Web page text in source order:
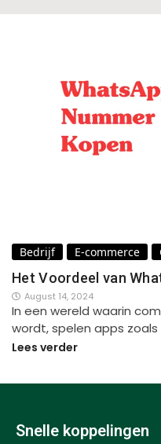
Bedrijf E-commerce
Het Voordeel van
August 14, 2024
In een wereld waarin
wordt, spelen apps
Lees verder
Snelle koppelingen